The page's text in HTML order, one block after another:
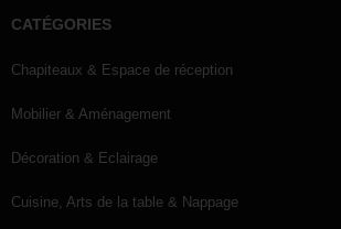
CATÉGORIES
Chapiteaux & Espace de réception
Mobilier & Aménagement
Décoration & Eclairage
Cuisine, Arts de la table & Nappage